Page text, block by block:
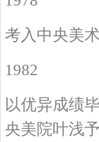
考入中央美
1982
以优异成绩
央美院叶浅